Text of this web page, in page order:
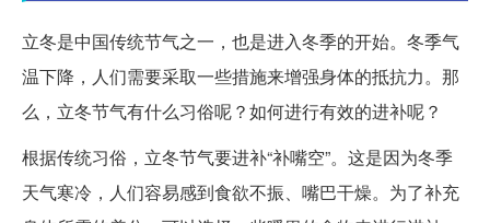
立冬是中国传统节气之一，也是进入冬季的开始。冬季气
温下降，人们需要采取一些措施来增强身体的抵抗力。那
么，立冬节气有什么习俗呢？如何进行有效的进补呢？
根据传统习俗，立冬节气要进补“补嘴空”。这是因为冬季
天气寒冷，人们容易感到食欲不振、嘴巴干燥。为了补充